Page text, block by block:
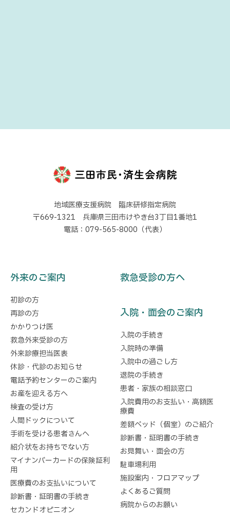
地域医療支援病院 臨床研修指定病院
〒669-1321 兵庫県三田市けやき台3丁目1番地1
電話：079-565-8000（代表）
外来のご案内
初診の方
再診の方
かかりつけ医
救急外来受診の方
外来診療担当医表
休診・代診のお知らせ
電話予約センターのご案内
お産を迎える方へ
検査の受け方
人間ドックについて
手術を受ける患者さんへ
紹介状をお持ちでない方
マイナンバーカードの保険証利
用
医療費のお支払いについて
診断書・証明書の手続き
セカンドオピニオン
救急受診の方へ
入院・面会のご案内
入院の手続き
入院時の準備
入院中の過ごし方
退院の手続き
患者・家族の相談窓口
入院費用のお支払い・高額医
療費
差額ベッド（個室）のご紹介
診断書・証明書の手続き
お見舞い・面会の方
駐車場利用
施設案内・フロアマップ
よくあるご質問
病院からのお願い